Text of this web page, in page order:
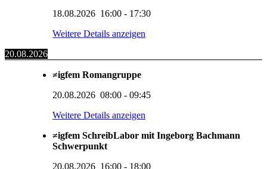
18.08.2026 16:00 - 17:30
Weitere Details anzeigen
20.08.2026
≠igfem Romangruppe
20.08.2026 08:00 - 09:45
Weitere Details anzeigen
≠igfem SchreibLabor mit Ingeborg Bachmann
Schwerpunkt
20.08.2026 16:00 - 18:00